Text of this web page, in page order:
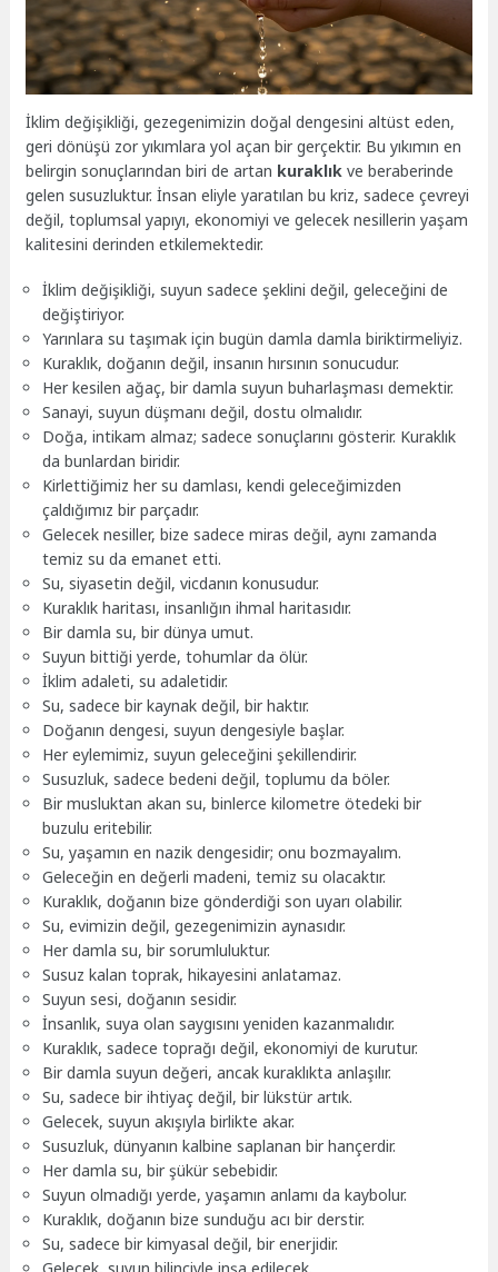
İklim değişikliği, gezegenimizin doğal dengesini altüst eden,
geri dönüşü zor yıkımlara yol açan bir gerçektir. Bu yıkımın en
belirgin sonuçlarından biri de artan kuraklık ve beraberinde
gelen susuzluktur. İnsan eliyle yaratılan bu kriz, sadece çevreyi
değil, toplumsal yapıyı, ekonomiyi ve gelecek nesillerin yaşam
kalitesini derinden etkilemektedir.
İklim değişikliği, suyun sadece şeklini değil, geleceğini de
değiştiriyor.
Yarınlara su taşımak için bugün damla damla biriktirmeliyiz.
Kuraklık, doğanın değil, insanın hırsının sonucudur.
Her kesilen ağaç, bir damla suyun buharlaşması demektir.
Sanayi, suyun düşmanı değil, dostu olmalıdır.
Doğa, intikam almaz; sadece sonuçlarını gösterir. Kuraklık
da bunlardan biridir.
Kirlettiğimiz her su damlası, kendi geleceğimizden
çaldığımız bir parçadır.
Gelecek nesiller, bize sadece miras değil, aynı zamanda
temiz su da emanet etti.
Su, siyasetin değil, vicdanın konusudur.
Kuraklık haritası, insanlığın ihmal haritasıdır.
Bir damla su, bir dünya umut.
Suyun bittiği yerde, tohumlar da ölür.
İklim adaleti, su adaletidir.
Su, sadece bir kaynak değil, bir haktır.
Doğanın dengesi, suyun dengesiyle başlar.
Her eylemimiz, suyun geleceğini şekillendirir.
Susuzluk, sadece bedeni değil, toplumu da böler.
Bir musluktan akan su, binlerce kilometre ötedeki bir
buzulu eritebilir.
Su, yaşamın en nazik dengesidir; onu bozmayalım.
Geleceğin en değerli madeni, temiz su olacaktır.
Kuraklık, doğanın bize gönderdiği son uyarı olabilir.
Su, evimizin değil, gezegenimizin aynasıdır.
Her damla su, bir sorumluluktur.
Susuz kalan toprak, hikayesini anlatamaz.
Suyun sesi, doğanın sesidir.
İnsanlık, suya olan saygısını yeniden kazanmalıdır.
Kuraklık, sadece toprağı değil, ekonomiyi de kurutur.
Bir damla suyun değeri, ancak kuraklıkta anlaşılır.
Su, sadece bir ihtiyaç değil, bir lükstür artık.
Gelecek, suyun akışıyla birlikte akar.
Susuzluk, dünyanın kalbine saplanan bir hançerdir.
Her damla su, bir şükür sebebidir.
Suyun olmadığı yerde, yaşamın anlamı da kaybolur.
Kuraklık, doğanın bize sunduğu acı bir derstir.
Su, sadece bir kimyasal değil, bir enerjidir.
Gelecek, suyun bilinciyle inşa edilecek.